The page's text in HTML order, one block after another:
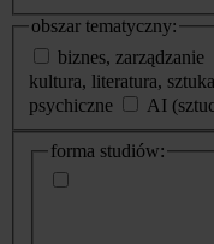
obszar tematyczny:
biznes, zarządzanie
kultura, literatura, sztuka
psychiczne
AI
dodatkowe
informacje
forma studiów: